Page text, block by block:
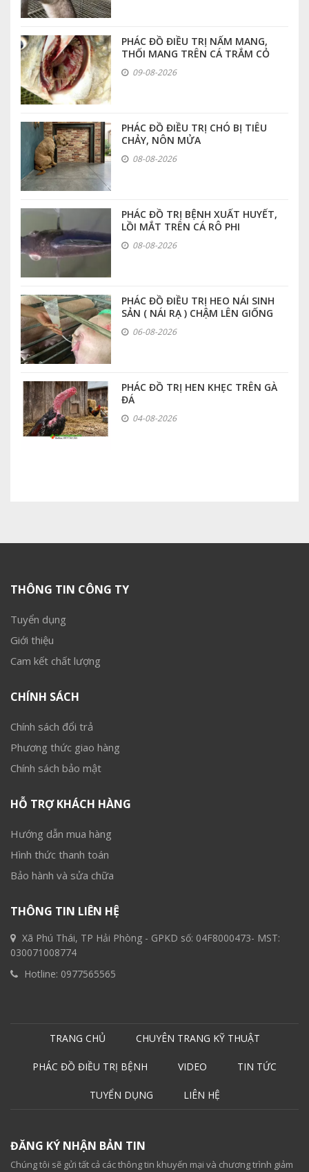
PHÁC ĐỒ ĐIỀU TRỊ NẤM MANG,
THỐI MANG TRÊN CÁ TRẮM CỎ
09-08-2026
PHÁC ĐỒ ĐIỀU TRỊ CHÓ BỊ TIÊU
CHẢY, NÔN MỬA
08-08-2026
PHÁC ĐỒ TRỊ BỆNH XUẤT HUYẾT,
LỒI MẮT TRÊN CÁ RÔ PHI
08-08-2026
PHÁC ĐỒ ĐIỀU TRỊ HEO NÁI SINH
SẢN ( NÁI RẠ ) CHẬM LÊN GIỐNG
06-08-2026
PHÁC ĐỒ TRỊ HEN KHẸC TRÊN GÀ
ĐÁ
04-08-2026
THÔNG TIN CÔNG TY
Tuyển dụng
Giới thiệu
Cam kết chất lượng
CHÍNH SÁCH
Chính sách đổi trả
Phương thức giao hàng
Chính sách bảo mật
HỖ TRỢ KHÁCH HÀNG
Hướng dẫn mua hàng
Hình thức thanh toán
Bảo hành và sửa chữa
THÔNG TIN LIÊN HỆ
Xã Phú Thái, TP Hải Phòng - GPKD số: 04F8000473- MST:
030071008774
Hotline: 0977565565
TRANG CHỦ CHUYÊN TRANG KỸ THUẬT
PHÁC ĐỒ ĐIỀU TRỊ BỆNH VIDEO TIN TỨC
TUYỂN DỤNG LIÊN HỆ
ĐĂNG KÝ NHẬN BẢN TIN
Chúng tôi sẽ gửi tất cả các thông tin khuyến mại và chương trình giảm